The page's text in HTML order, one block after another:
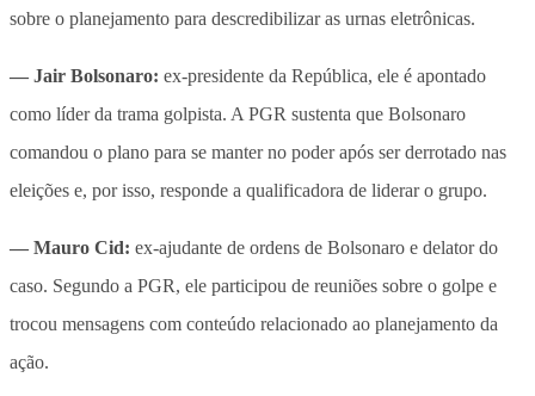
sobre o planejamento para descredibilizar as urnas eletrônicas.
— Jair Bolsonaro: ex-presidente da República, ele é apontado
como líder da trama golpista. A PGR sustenta que Bolsonaro
comandou o plano para se manter no poder após ser derrotado nas
eleições e, por isso, responde a qualificadora de liderar o grupo.
— Mauro Cid: ex-ajudante de ordens de Bolsonaro e delator do
caso. Segundo a PGR, ele participou de reuniões sobre o golpe e
trocou mensagens com conteúdo relacionado ao planejamento da
ação.